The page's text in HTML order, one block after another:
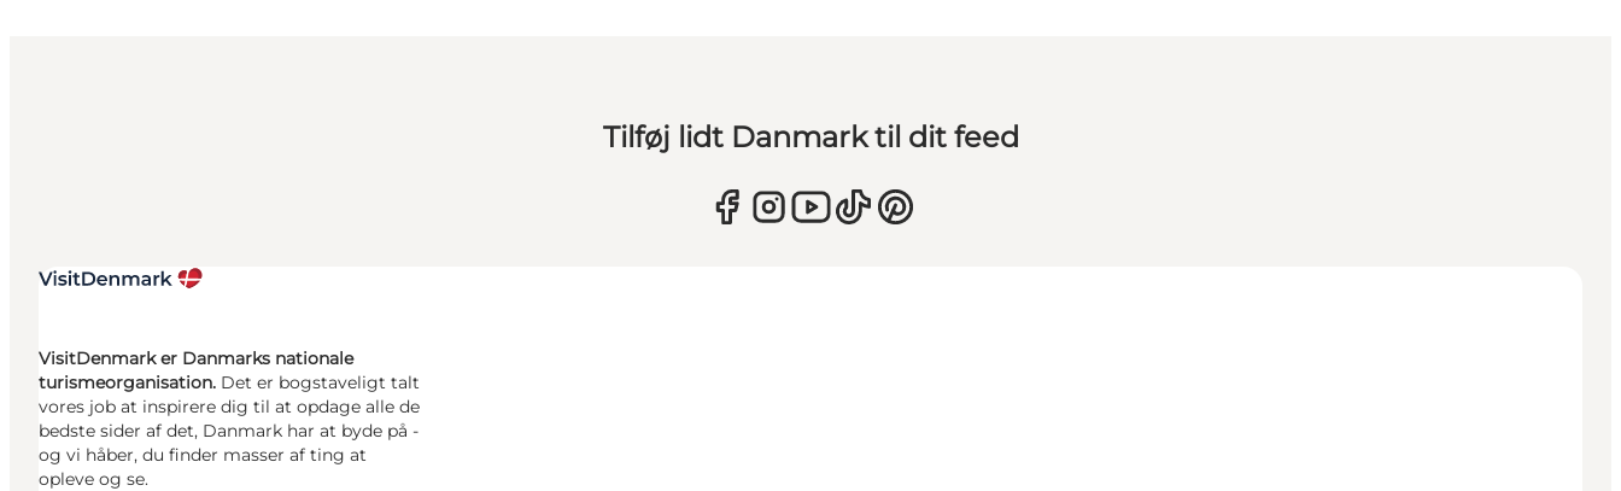
Tilføj lidt Danmark til dit feed
VisitDenmark er Danmarks nationale
turismeorganisation. Det er bogstaveligt talt
vores job at inspirere dig til at opdage alle de
bedste sider af det, Danmark har at byde på -
og vi håber, du finder masser af ting at
opleve og se.